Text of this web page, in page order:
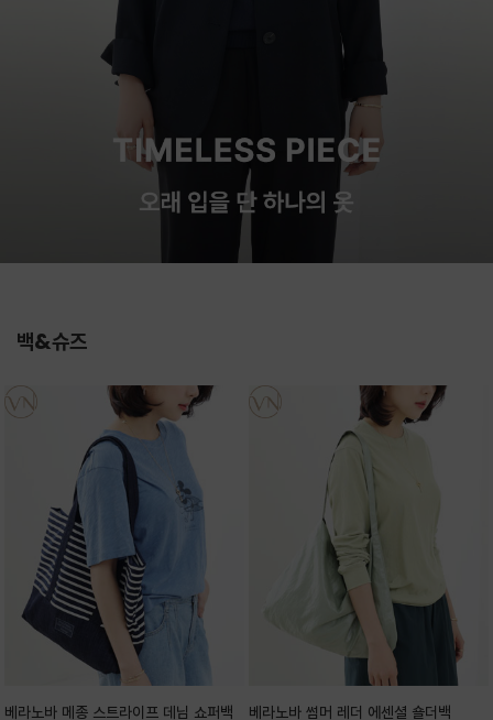
백&슈즈
베라노바 메종 스트라이프 데님 쇼퍼백 베라노바 썸머 레더 에센셜 숄더백